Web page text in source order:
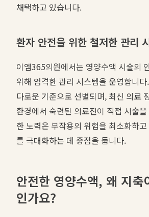
채택하고 있습니다.
환자 안전을 위한 철저한 관리
이엠365의원에서는 영양수액 시술의
위해 엄격한 관리 시스템을 운영합니
다로운 기준으로 선별되며, 최신 의료
환경에서 숙련된 의료진이 직접 시술
한 노력은 부작용의 위험을 최소화하
를 극대화하는 데 중점을 둡니다.
안전한 영양수액, 왜 지축
인가요?